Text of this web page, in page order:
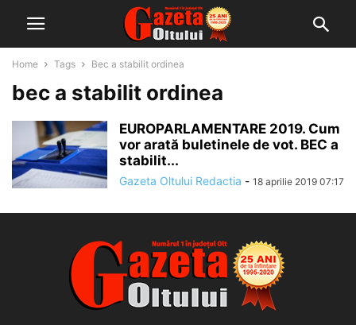
Home Tags Bec a stabilit ordinea
bec a stabilit ordinea
EUROPARLAMENTARE 2019. Cum
vor arată buletinele de vot. BEC a
stabilit...
Gazeta Oltului Redactia - 18 aprilie 2019 07:17